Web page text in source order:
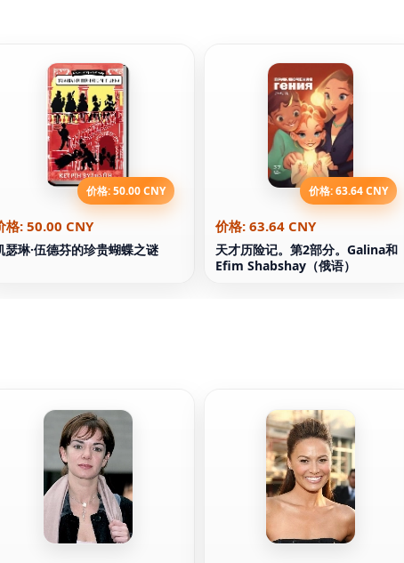
价格: 50.00 CNY
格: 50.00 CNY
瑟琳·伍德芬的珍贵蝴蝶之谜
价格: 63.64 CNY
价格: 63.64 CNY
天才历险记。第2部分。Galina和
Efim Shabshay（俄语）